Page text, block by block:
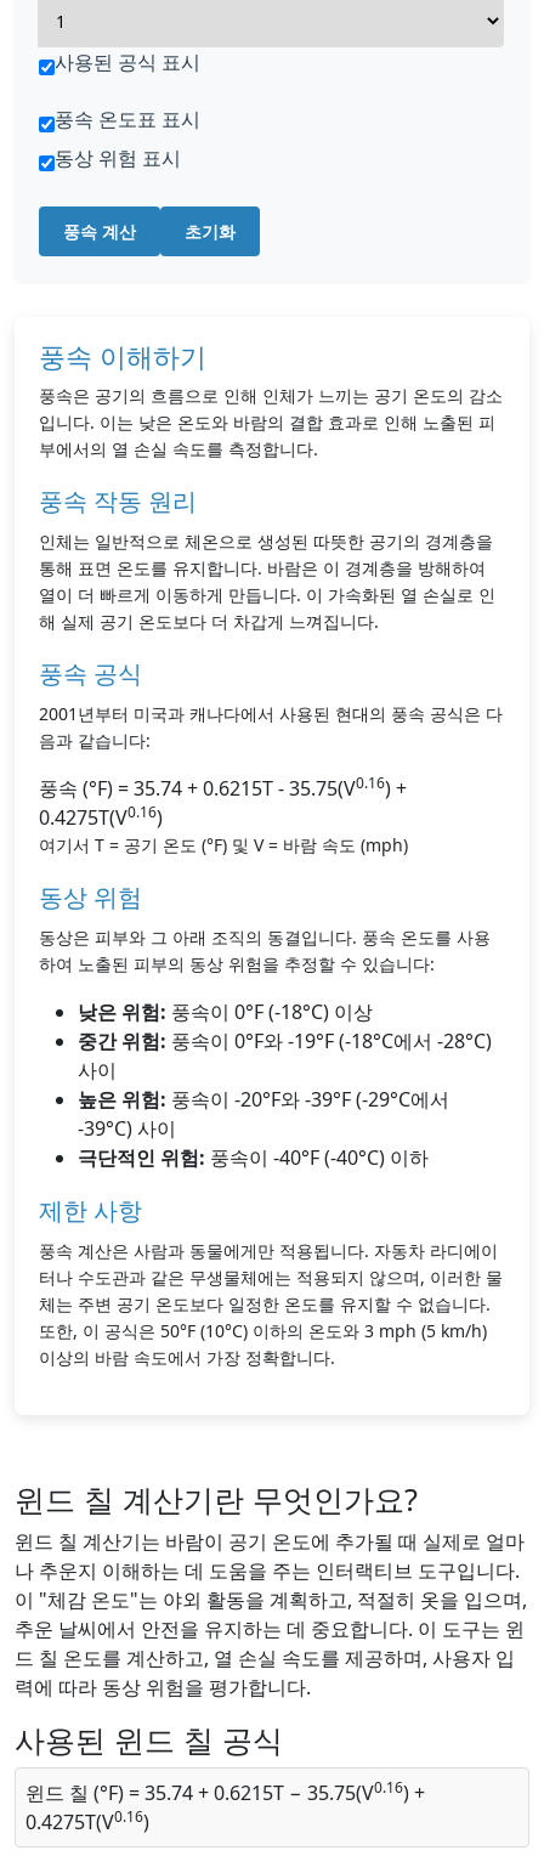
사용된 공식 표시
풍속 온도표 표시
동상 위험 표시
풍속 계산 초기화
풍속 이해하기
풍속은 공기의 흐름으로 인해 인체가 느끼는 공기 온도의 감소
입니다. 이는 낮은 온도와 바람의 결합 효과로 인해 노출된 피
부에서의 열 손실 속도를 측정합니다.
풍속 작동 원리
인체는 일반적으로 체온으로 생성된 따뜻한 공기의 경계층을
통해 표면 온도를 유지합니다. 바람은 이 경계층을 방해하여
열이 더 빠르게 이동하게 만듭니다. 이 가속화된 열 손실로 인
해 실제 공기 온도보다 더 차갑게 느껴집니다.
풍속 공식
2001년부터 미국과 캐나다에서 사용된 현대의 풍속 공식은 다
음과 같습니다:
풍속 (°F) = 35.74 + 0.6215T - 35.75(V0.16) +
0.4275T(V0.16)
여기서 T = 공기 온도 (°F) 및 V = 바람 속도 (mph)
동상 위험
동상은 피부와 그 아래 조직의 동결입니다. 풍속 온도를 사용
하여 노출된 피부의 동상 위험을 추정할 수 있습니다:
낮은 위험: 풍속이 0°F (-18°C) 이상
중간 위험: 풍속이 0°F와 -19°F (-18°C에서 -28°C)
사이
높은 위험: 풍속이 -20°F와 -39°F (-29°C에서
-39°C) 사이
극단적인 위험: 풍속이 -40°F (-40°C) 이하
제한 사항
풍속 계산은 사람과 동물에게만 적용됩니다. 자동차 라디에이
터나 수도관과 같은 무생물체에는 적용되지 않으며, 이러한 물
체는 주변 공기 온도보다 일정한 온도를 유지할 수 없습니다.
또한, 이 공식은 50°F (10°C) 이하의 온도와 3 mph (5 km/h)
이상의 바람 속도에서 가장 정확합니다.
윈드 칠 계산기란 무엇인가요?
윈드 칠 계산기는 바람이 공기 온도에 추가될 때 실제로 얼마
나 추운지 이해하는 데 도움을 주는 인터랙티브 도구입니다.
이 "체감 온도"는 야외 활동을 계획하고, 적절히 옷을 입으며,
추운 날씨에서 안전을 유지하는 데 중요합니다. 이 도구는 윈
드 칠 온도를 계산하고, 열 손실 속도를 제공하며, 사용자 입
력에 따라 동상 위험을 평가합니다.
사용된 윈드 칠 공식
윈드 칠 (°F) = 35.74 + 0.6215T − 35.75(V0.16) +
0.4275T(V0.16)